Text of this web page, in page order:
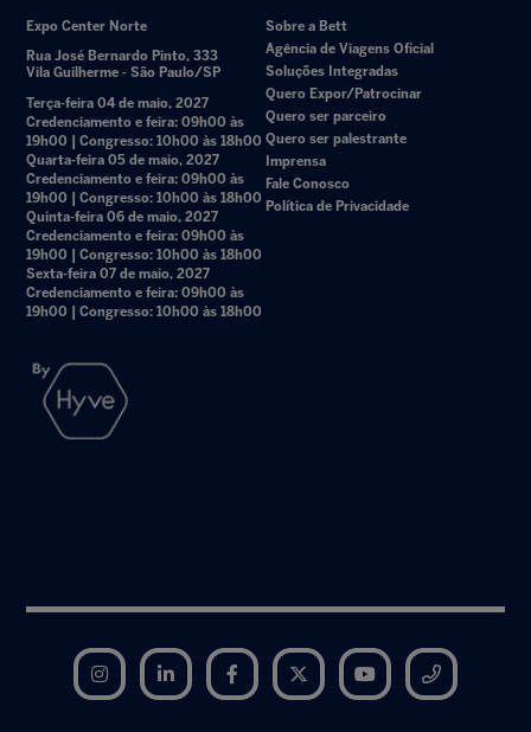
Expo Center Norte
Rua José Bernardo Pinto, 333
Vila Guilherme - São Paulo/SP
Terça-feira 04 de maio, 2027
Credenciamento e feira: 09h00 às
19h00 | Congresso: 10h00 às 18h00
Quarta-feira 05 de maio, 2027
Credenciamento e feira: 09h00 às
19h00 | Congresso: 10h00 às 18h00
Quinta-feira 06 de maio, 2027
Credenciamento e feira: 09h00 às
19h00 | Congresso: 10h00 às 18h00
Sexta-feira 07 de maio, 2027
Credenciamento e feira: 09h00 às
19h00 | Congresso: 10h00 às 18h00
Sobre a Bett
Agência de Viagens Oficial
Soluções Integradas
Quero Expor/Patrocinar
Quero ser parceiro
Quero ser palestrante
Imprensa
Fale Conosco
Política de Privacidade
Instagram LinkedIn Facebook Twitter YouTube